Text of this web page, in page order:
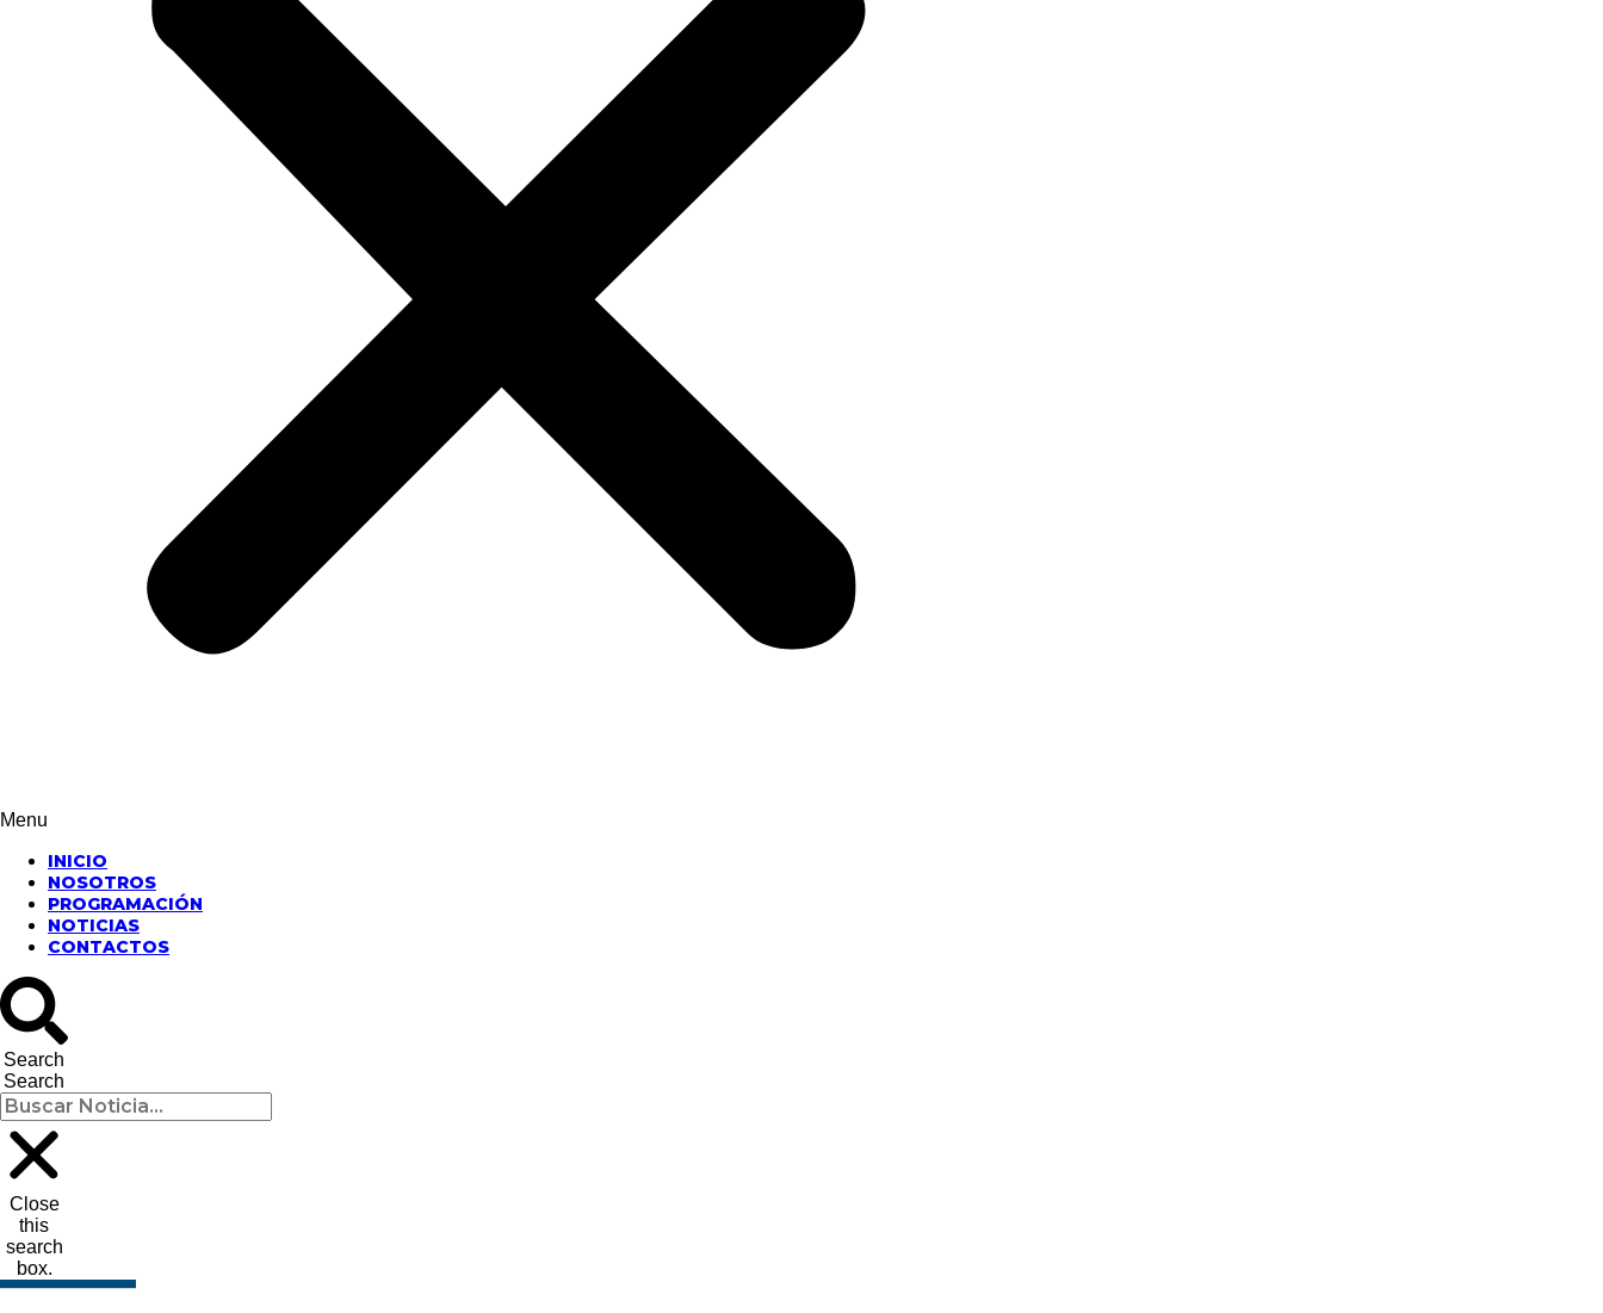
Menu
INICIO
NOSOTROS
PROGRAMACIÓN
NOTICIAS
CONTACTOS
Search
Search
Close
this
search
box.